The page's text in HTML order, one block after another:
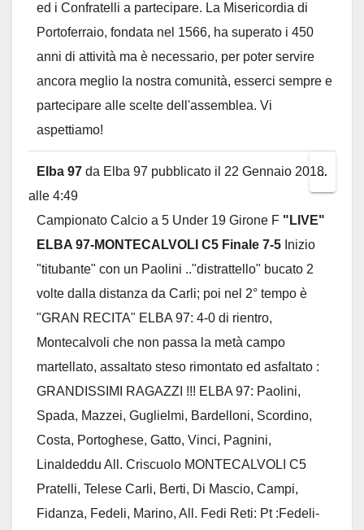
ed i Confratelli a partecipare. La Misericordia di
Portoferraio, fondata nel 1566, ha superato i 450
anni di attività ma è necessario, per poter servire
ancora meglio la nostra comunità, esserci sempre e
partecipare alle scelte dell'assemblea. Vi
aspettiamo!
Elba 97 da Elba 97 pubblicato il 22 Gennaio 2018
alle 4:49
Campionato Calcio a 5 Under 19 Girone F "LIVE"
ELBA 97-MONTECALVOLI C5 Finale 7-5 Inizio
"titubante" con un Paolini .."distrattello" bucato 2
volte dalla distanza da Carli; poi nel 2° tempo è
"GRAN RECITA" ELBA 97: 4-0 di rientro,
Montecalvoli che non passa la metà campo
martellato, assaltato steso rimontato ed asfaltato :
GRANDISSIMI RAGAZZI !!! ELBA 97: Paolini,
Spada, Mazzei, Guglielmi, Bardelloni, Scordino,
Costa, Portoghese, Gatto, Vinci, Pagnini,
Linaldeddu All. Criscuolo MONTECALVOLI C5
Pratelli, Telese Carli, Berti, Di Mascio, Campi,
Fidanza, Fedeli, Marino, All. Fedi Reti: Pt :Fedeli-
...
this